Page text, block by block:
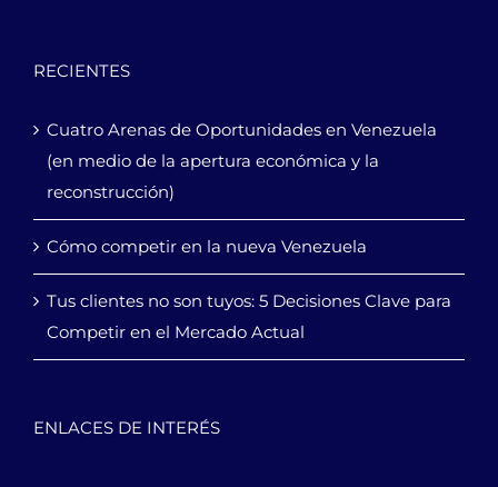
RECIENTES
Cuatro Arenas de Oportunidades en Venezuela
(en medio de la apertura económica y la
reconstrucción)
Cómo competir en la nueva Venezuela
Tus clientes no son tuyos: 5 Decisiones Clave para
Competir en el Mercado Actual
ENLACES DE INTERÉS